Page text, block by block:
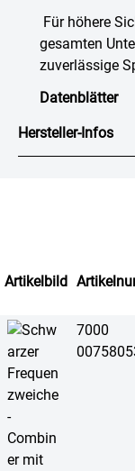
Für höhere
gesamten
zuverlässige
Datenblätter
Hersteller-Infos
Artikelbild
7000